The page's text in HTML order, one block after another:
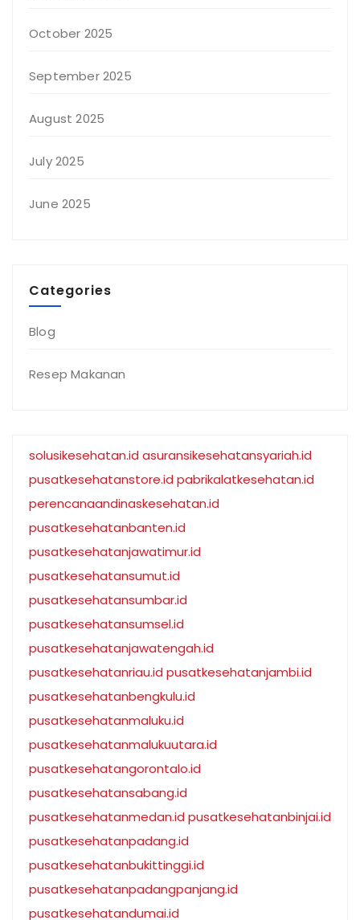
October 2025
September 2025
August 2025
July 2025
June 2025
Categories
Blog
Resep Makanan
solusikesehatan.id asuransikesehatansyariah.id
pusatkesehatanstore.id pabrikalatkesehatan.id
perencanaandinaskesehatan.id
pusatkesehatanbanten.id
pusatkesehatanjawatimur.id
pusatkesehatansumut.id
pusatkesehatansumbar.id
pusatkesehatansumsel.id
pusatkesehatanjawatengah.id
pusatkesehatanriau.id pusatkesehatanjambi.id
pusatkesehatanbengkulu.id
pusatkesehatanmaluku.id
pusatkesehatanmalukuutara.id
pusatkesehatangorontalo.id
pusatkesehatansabang.id
pusatkesehatanmedan.id pusatkesehatanbinjai.id
pusatkesehatanpadang.id
pusatkesehatanbukittinggi.id
pusatkesehatanpadangpanjang.id
pusatkesehatandumai.id